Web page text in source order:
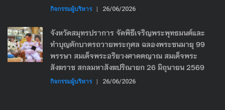
กิจกรรมผู้บริหาร | 26/06/2026
จังหวัดสมุทรปราการ จัดพิธีเจริญพระพุทธมนต์และ
ทำบุญตักบาตรถวายพระกุศล ฉลองพระชนมายุ 99
พรรษา สมเด็จพระอริยวงศาคตญาณ สมเด็จพระ
สังฆราช สกลมหาสังฆปริณายก 26 มิถุนายน 2569
กิจกรรมผู้บริหาร | 26/06/2026